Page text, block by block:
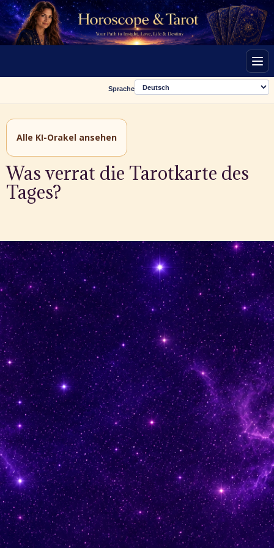
Sprache
Alle KI-Orakel ansehen
Was verrat die Tarotkarte des
Tages?